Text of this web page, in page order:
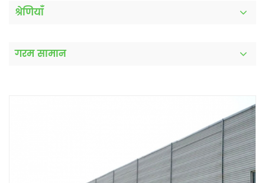
श्रेणियाँ
गरम सामान